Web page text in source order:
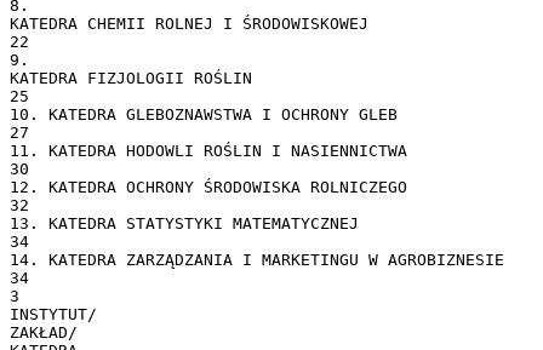
8.
KATEDRA CHEMII ROLNEJ I ŚRODOWISKOWEJ
22
9.
KATEDRA FIZJOLOGII ROŚLIN
25
10. KATEDRA GLEBOZNAWSTWA I OCHRONY GLEB
27
11. KATEDRA HODOWLI ROŚLIN I NASIENNICTWA
30
12. KATEDRA OCHRONY ŚRODOWISKA ROLNICZEGO
32
13. KATEDRA STATYSTYKI MATEMATYCZNEJ
34
14. KATEDRA ZARZĄDZANIA I MARKETINGU W AGROBIZNESIE
34
3
INSTYTUT/
ZAKŁAD/